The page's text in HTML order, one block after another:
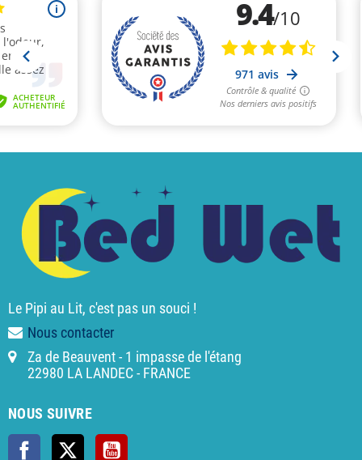
Le Pipi au Lit, c'est pas un souci !
Nous contacter
Za de Beauvent - 1 impasse de l'étang
22980 LA LANDEC - FRANCE
NOUS SUIVRE
Facebook